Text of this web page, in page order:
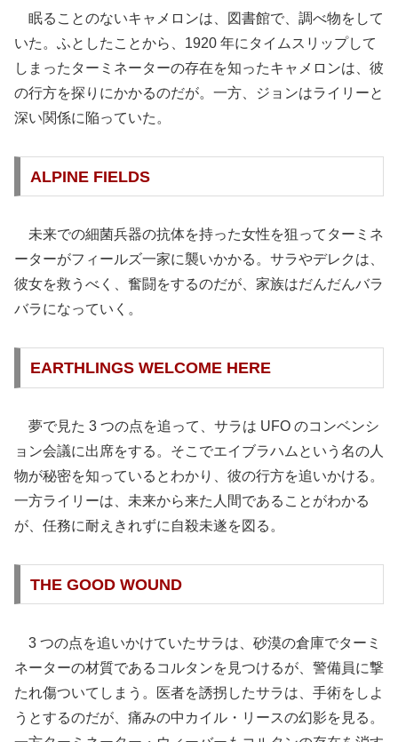
眠ることのないキャメロンは、図書館で、調べ物をして
いた。ふとしたことから、1920 年にタイムスリップして
しまったターミネーターの存在を知ったキャメロンは、彼
の行方を探りにかかるのだが。一方、ジョンはライリーと
深い関係に陥っていた。
ALPINE FIELDS
未来での細菌兵器の抗体を持った女性を狙ってターミネ
ーターがフィールズ一家に襲いかかる。サラやデレクは、
彼女を救うべく、奮闘をするのだが、家族はだんだんバラ
バラになっていく。
EARTHLINGS WELCOME HERE
夢で見た 3 つの点を追って、サラは UFO のコンベンシ
ョン会議に出席をする。そこでエイブラハムという名の人
物が秘密を知っているとわかり、彼の行方を追いかける。
一方ライリーは、未来から来た人間であることがわかる
が、任務に耐えきれずに自殺未遂を図る。
THE GOOD WOUND
3 つの点を追いかけていたサラは、砂漠の倉庫でターミ
ネーターの材質であるコルタンを見つけるが、警備員に撃
たれ傷ついてしまう。医者を誘拐したサラは、手術をしよ
うとするのだが、痛みの中カイル・リースの幻影を見る。